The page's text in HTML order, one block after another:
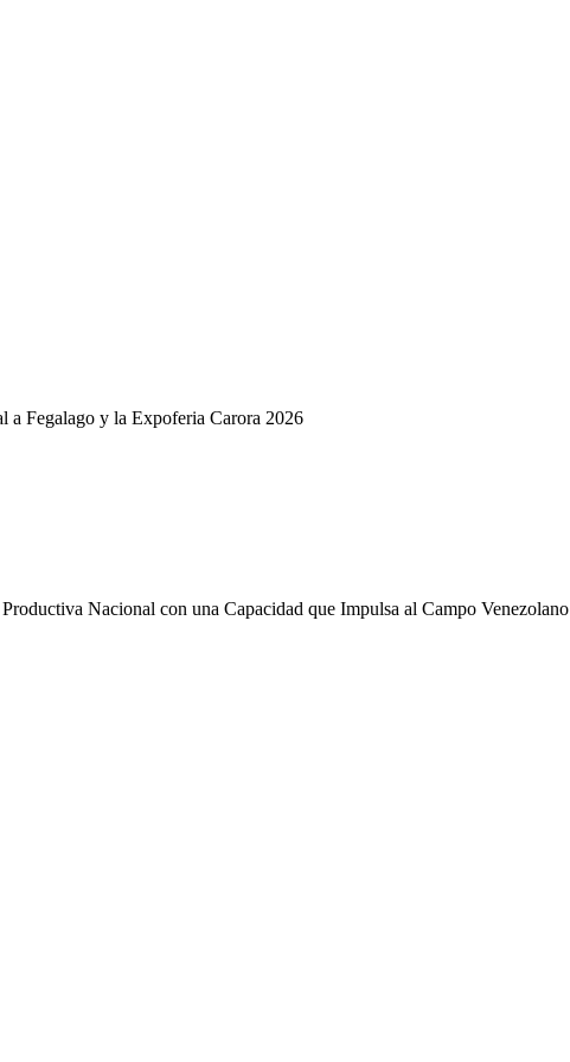
a Fegalago y la Expoferia Carora 2026
Nacional con una Capacidad que Impulsa al Campo Venezolano